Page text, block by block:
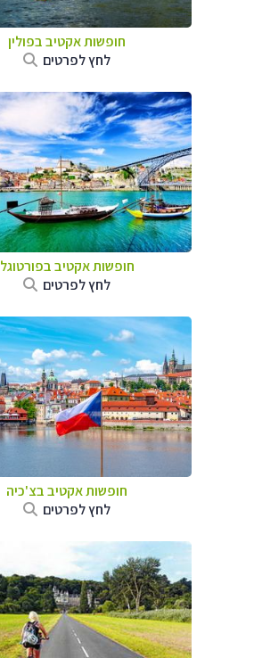
חופשות אקטיב בפולין
לחץ לפרטים
חופשות אקטיב בפורטוגל
לחץ לפרטים
חופשות אקטיב בצ'כיה
לחץ לפרטים